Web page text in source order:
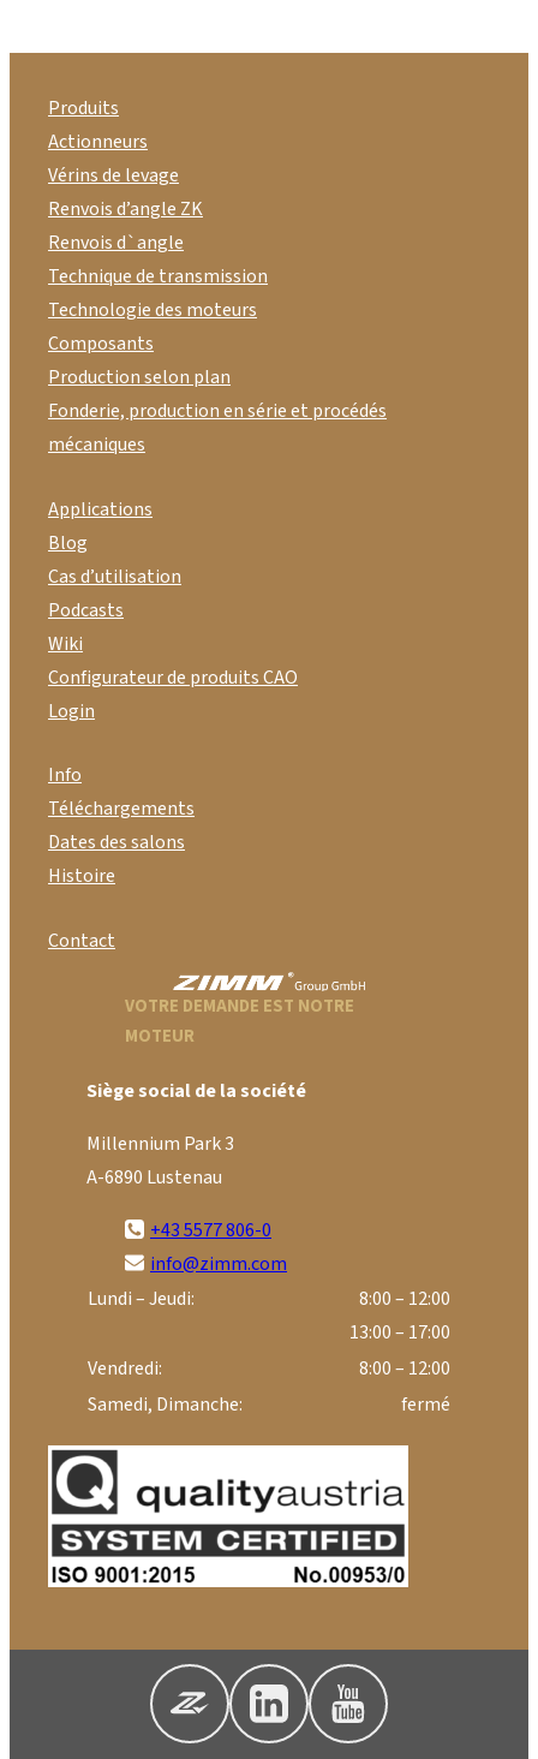
Produits
Actionneurs
Vérins de levage
Renvois d’angle ZK
Renvois d`angle
Technique de transmission
Technologie des moteurs
Composants
Production selon plan
Fonderie, production en série et procédés
mécaniques
Applications
Blog
Cas d’utilisation
Podcasts
Wiki
Configurateur de produits CAO
Login
Info
Téléchargements
Dates des salons
Histoire
Contact
VOTRE DEMANDE EST NOTRE
MOTEUR
Siège social de la société
Millennium Park 3
A-6890 Lustenau
+43 5577 806-0
info@zimm.com
Lundi – Jeudi:
8:00 – 12:00
13:00 – 17:00
Vendredi:
8:00 – 12:00
Samedi, Dimanche:
fermé